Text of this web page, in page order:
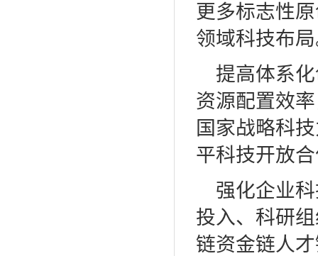
更多标志性
领域科技布
提高体系
资源配置效
国家战略科
平科技开放
强化企业
投入、科研
链资金链人